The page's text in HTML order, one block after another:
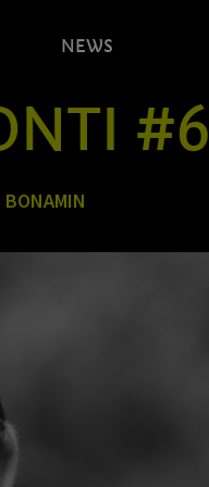
NEWS
#6
BONAMIN